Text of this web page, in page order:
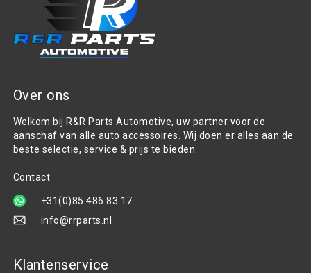
Over ons
Welkom bij R&R Parts Automotive, uw partner voor de
aanschaf van alle auto accessoires. Wij doen er alles aan de
beste selectie, service & prijs te bieden.
Contact
+31(0)85 486 83 17
info@rrparts.nl
Klantenservice